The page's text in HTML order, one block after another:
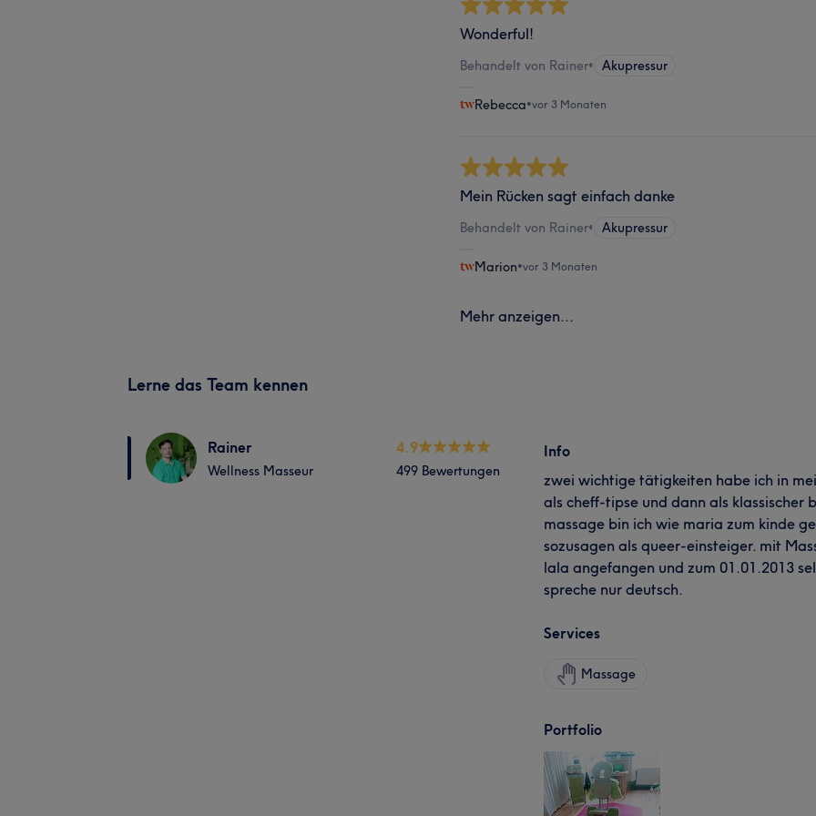
Wonderful!
Behandelt von Rainer• Akupressur
Rebecca•vor 3 Monaten
Mein Rücken sagt einfach danke
Behandelt von Rainer• Akupressur
Marion•vor 3 Monaten
Mehr anzeigen...
Lerne das Team kennen
Rainer
Wellness Masseur
4.9
499 Bewertungen
Info
zwei wichtige tätigkeiten habe ich in
als cheff-tipse und dann als klassischer
massage bin ich wie maria zum kinde
sozusagen als queer-einsteiger. mit
lala angefangen und zum 01.01.2013
spreche nur deutsch.
Services
Massage
Portfolio